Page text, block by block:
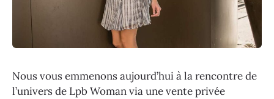
Nous vous emmenons aujourd’hui à la rencontre de
l’univers de Lpb Woman via une vente privée